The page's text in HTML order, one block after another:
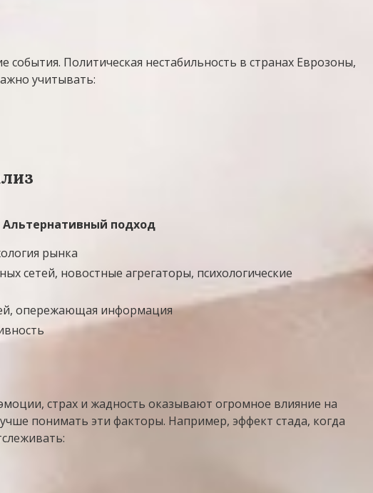
Политическая нестабильность в странах Еврозоны,
учитывать:
Альтернативный подход
рынка
сетей, новостные агрегаторы, психологические
опережающая информация
страх и жадность оказывают огромное влияние на
понимать эти факторы. Например, эффект стада, когда